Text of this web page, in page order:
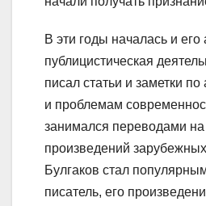
В эти годы началась и его
публицистическая
писал статьи и заметки
и проблемам
занимался переводами на
произведений
Булгаков стал
писатель, его